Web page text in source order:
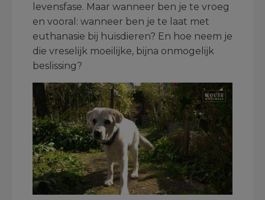
levensfase. Maar wanneer ben je te vroeg
en vooral: wanneer ben je te laat met
euthanasie bij huisdieren? En hoe neem je
die vreselijk moeilijke, bijna onmogelijk
beslissing?